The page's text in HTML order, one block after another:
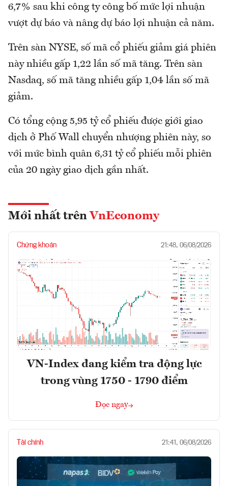
6,7% sau khi công ty công bố mức lợi nhuận
vượt dự báo và nâng dự báo lợi nhuận cả năm.
Trên sàn NYSE, số mã cổ phiếu giảm giá phiên
này nhiều gấp 1,22 lần số mã tăng. Trên sàn
Nasdaq, số mã tăng nhiều gấp 1,04 lần số mã
giảm.
Có tổng cộng 5,95 tỷ cổ phiếu được giới giao
dịch ở Phố Wall chuyển nhượng phiên này, so
với mức bình quân 6,31 tỷ cổ phiếu mỗi phiên
của 20 ngày giao dịch gần nhất.
Mới nhất trên VnEconomy
Chứng khoán 21:48, 06/08/2026
VN-Index đang kiểm tra động lực
trong vùng 1750 - 1790 điểm
Đọc ngay
Tài chính 21:41, 06/08/2026